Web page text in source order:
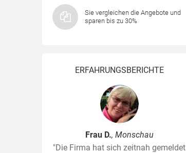
Sie vergleichen die Angebote und
sparen bis zu 30%
ERFAHRUNGSBERICHTE
Frau D., Monschau
"Die Firma hat sich zeitnah gemeldet